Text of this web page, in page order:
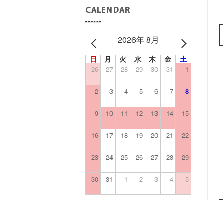
CALENDAR
2026年 8月
日 月 火 水 木 金 土
26 27 28 29 30 31 1
2 3 4 5 6 7 8
9 10 11 12 13 14 15
16 17 18 19 20 21 22
23 24 25 26 27 28 29
30 31 1 2 3 4 5